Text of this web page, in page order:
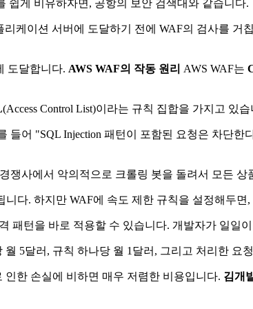
쉽게 비유하자면, 공항의 보안 검색대와 같습니다.
케이션 서버에 도달하기 전에 WAF의 검사를
도달합니다. AWS WAF의 작동 원리 AWS WAF는
(Access Control List)이라는 규칙 집합을 가지고 있
어 "SQL Injection 패턴이 포함된 요청은 차단
쟁사에서 악의적으로 크롤링 봇을 돌려서 모든
다. 하지만 WAF에 속도 제한 규칙을 설정해두
패턴을 바로 적용할 수 있습니다. 개발자가 일일
5달러, 규칙 하나당 월 1달러, 그리고 처리한 요
한 손실에 비하면 매우 저렴한 비용입니다. 김개